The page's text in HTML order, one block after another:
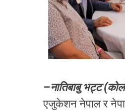
–नातिबाबु भट्ट
एजुकेशन नेपाल र